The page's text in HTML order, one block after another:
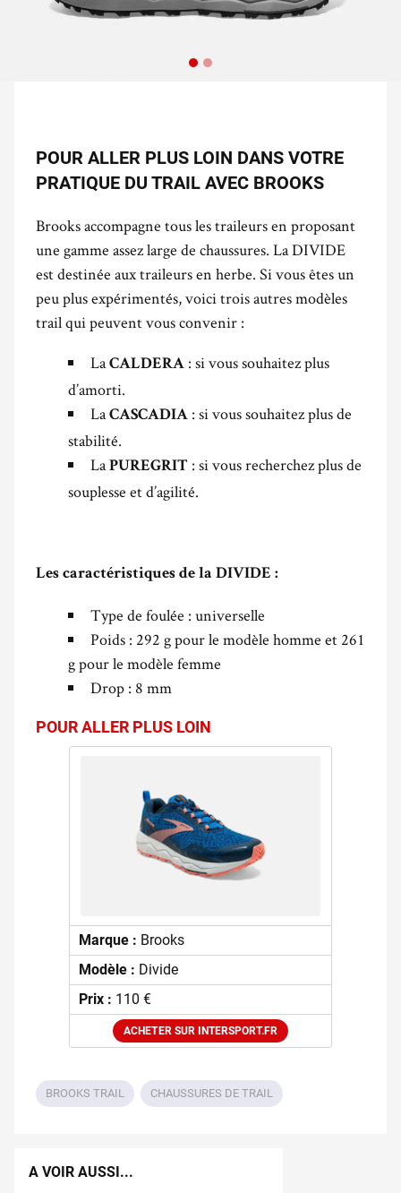
POUR ALLER PLUS LOIN DANS VOTRE
PRATIQUE DU TRAIL AVEC BROOKS
Brooks accompagne tous les traileurs en proposant
une gamme assez large de chaussures. La DIVIDE
est destinée aux traileurs en herbe. Si vous êtes un
peu plus expérimentés, voici trois autres modèles
trail qui peuvent vous convenir :
LaCALDERA : si vous souhaitez plus
d’amorti.
LaCASCADIA : si vous souhaitez plus de
stabilité.
LaPUREGRIT : si vous recherchez plus de
souplesse et d’agilité.
Les caractéristiques de la DIVIDE :
Type de foulée : universelle
Poids : 292 g pour le modèle homme et 261
g pour le modèle femme
Drop : 8 mm
POUR ALLER PLUS LOIN
Marque : Brooks
Modèle : Divide
Prix : 110 €
ACHETER SUR INTERSPORT.FR
BROOKS TRAIL CHAUSSURES DE TRAIL
A VOIR AUSSI...